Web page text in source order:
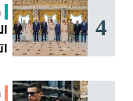
4